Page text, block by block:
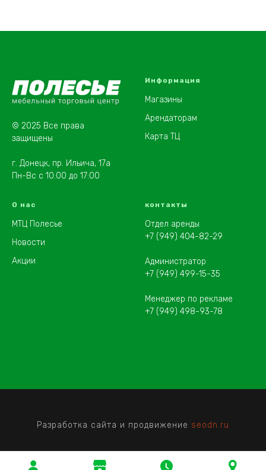
© 2025 Все права
защищены
г. Донецк, пр. Ильича, 17а
Пн-Вс с 10:00 до 17:00
Информация
Магазины
Арендаторам
Карта ТЦ
О нас
МТЦ Полесье
Новости
Акции
контакты
Отдел аренды
+7 (949) 404-82-29
Администратор
+7 (949) 499-15-35
Менеджер по рекламе
+7 (949) 498-93-78
Разработка сайта и продвижение seodn.ru